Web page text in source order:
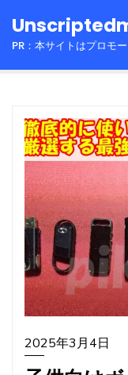
toPR：本サイトはプロモ
2025年3月4日